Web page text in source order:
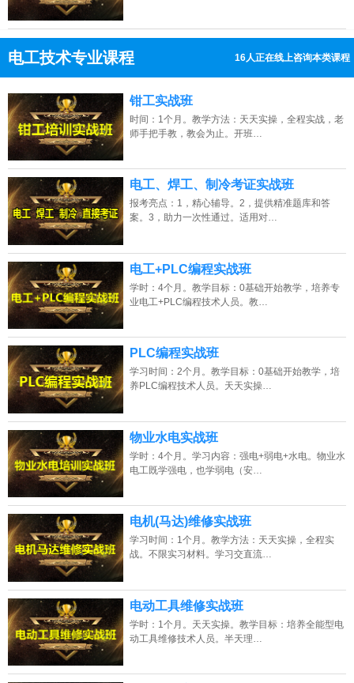
电工技术专业课程 16人正在线上咨询本类课程
点击免费咨询电话：13807313137
钳工实战班
时间：1个月。教学方法：天天实操，全程实战，老
师手把手教，教会为止。开班…
电工、焊工、制冷考证实战班
报考亮点：1，精心辅导。2，提供精准题库和答
案。3，助力一次性通过。适用对…
电工+PLC编程实战班
学时：4个月。教学目标：0基础开始教学，培养专
业电工+PLC编程技术人员。教…
PLC编程实战班
学习时间：2个月。教学目标：0基础开始教学，培
养PLC编程技术人员。天天实操…
物业水电实战班
学时：4个月。学习内容：强电+弱电+水电。物业水
电工既学强电，也学弱电（安…
电机(马达)维修实战班
学习时间：1个月。教学方法：天天实操，全程实
战。不限实习材料。学习交直流…
电动工具维修实战班
学时：1个月。天天实操。教学目标：培养全能型电
动工具维修技术人员。半天理…